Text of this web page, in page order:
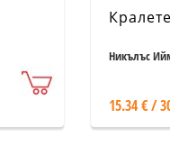
Никълъс
15.34 € /